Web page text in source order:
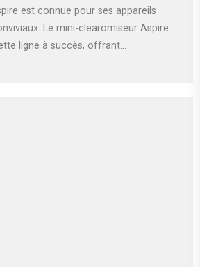
est connue pour ses appareils
Le mini-clearomiseur Aspire
ligne à succès, offrant...